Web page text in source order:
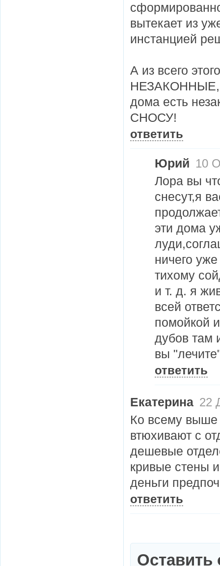
вытекает из
инстанцией
А из всего
НЕЗАКОННЫЕ,
дома есть
СНОСУ!
ответить
Юрий 10
Лора вы
снесут,я
эти дома
ничего
тихому
и т. д. я
всей
помойкой
дубов там
вы
ответить
Екатерина 22
Ко всему выше
втюхивают с
дешевые
кривые стены
деньги
ответить
Оставить